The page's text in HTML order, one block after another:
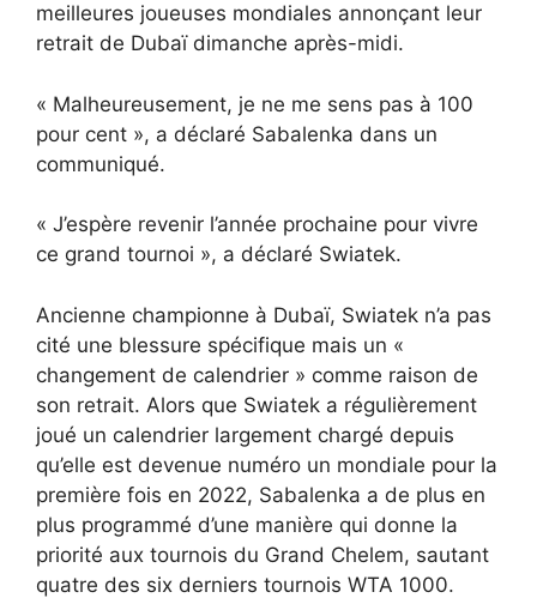
meilleures joueuses mondiales annonçant leur
retrait de Dubaï dimanche après-midi.
« Malheureusement, je ne me sens pas à 100
pour cent », a déclaré Sabalenka dans un
communiqué.
« J’espère revenir l’année prochaine pour vivre
ce grand tournoi », a déclaré Swiatek.
Ancienne championne à Dubaï, Swiatek n’a pas
cité une blessure spécifique mais un «
changement de calendrier » comme raison de
son retrait. Alors que Swiatek a régulièrement
joué un calendrier largement chargé depuis
qu’elle est devenue numéro un mondiale pour la
première fois en 2022, Sabalenka a de plus en
plus programmé d’une manière qui donne la
priorité aux tournois du Grand Chelem, sautant
quatre des six derniers tournois WTA 1000.